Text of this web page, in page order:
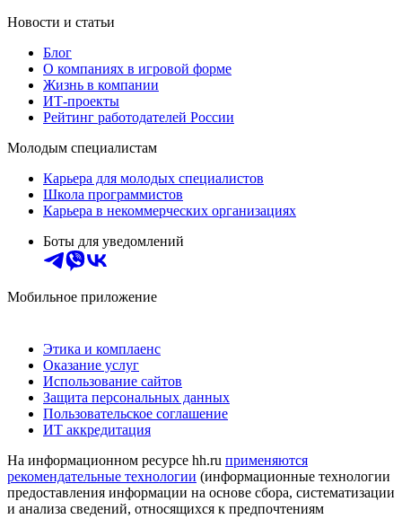
Новости и статьи
Блог
О компаниях в игровой форме
Жизнь в компании
ИТ-проекты
Рейтинг работодателей России
Молодым специалистам
Карьера для молодых специалистов
Школа программистов
Карьера в некоммерческих организациях
Боты для уведомлений
Мобильное приложение
Этика и комплаенс
Оказание услуг
Использование сайтов
Защита персональных данных
Пользовательское соглашение
ИТ аккредитация
На информационном ресурсе hh.ru применяются
рекомендательные технологии (информационные технологии
предоставления информации на основе сбора, систематизации
и анализа сведений, относящихся к предпочтениям